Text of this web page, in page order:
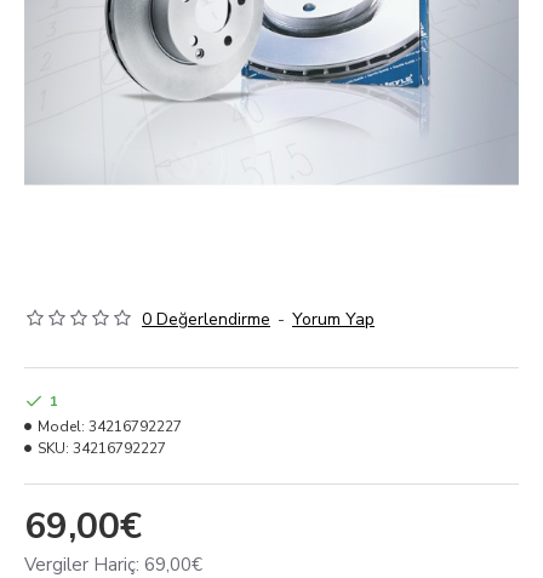
0 Değerlendirme - Yorum Yap
69,00€
Vergiler Hariç: 69,00€
1
Model: 34216792227
SKU: 34216792227